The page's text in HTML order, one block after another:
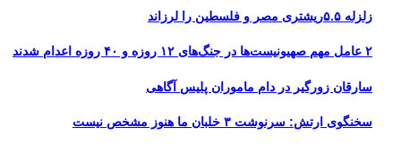
زلزله ۵.۵ریشتری مصر و فلسطین را لرزاند
۲ عامل مهم صهیونیست‌ها در جنگ‌های ۱۲ روزه و ۴۰ روزه اعدام شدند
سارقان زورگیر در دام ماموران پلیس آگاهی
سخنگوی ارتش: سرنوشت ۳ خلبان ما هنوز مشخص نیست